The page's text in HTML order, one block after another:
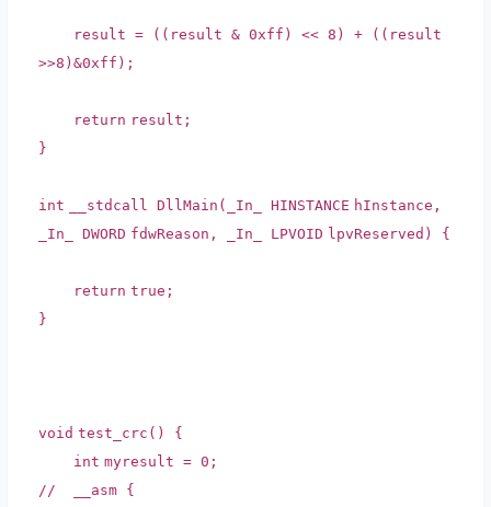
result = ((result & 0xff) << 8) + ((result
>>8)&0xff);
return result;
}
int __stdcall DllMain(_In_ HINSTANCE hInstance,
_In_ DWORD fdwReason, _In_ LPVOID lpvReserved) {
return true ;
}
void test_crc() {
int myresult = 0;
// __asm {